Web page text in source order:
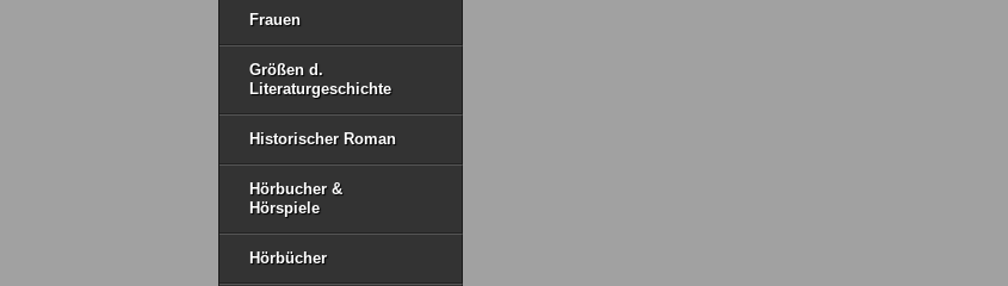
Frauen
Größen d.
Literaturgeschichte
Historischer Roman
Hörbucher &
Hörspiele
Hörbücher